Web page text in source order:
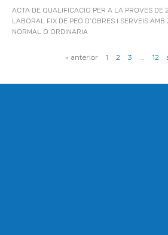
ACTA DE QUALIFICACIO PER A LA PROVES DE
LABORAL FIX DE PEO D’OBRES I SERVEIS
NORMAL O ORDINARIA
« anterior 1 2 3 12